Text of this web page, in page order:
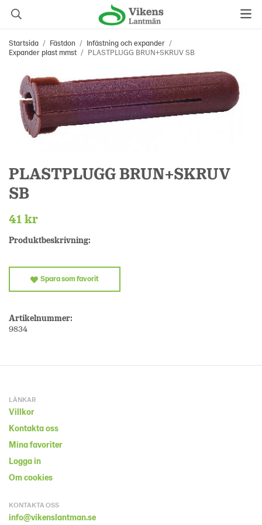
Startsida / Fästdon / Infästning och expander /
Expander plast mmst / PLASTPLUGG BRUN+SKRUV SB
PLASTPLUGG BRUN+SKRUV
SB
41 kr
Produktbeskrivning:
Spara som favorit
Artikelnummer:
9834
LÄNKAR
Villkor
Kontakta oss
Mina favoriter
Logga in
Om cookies
KONTAKTA OSS
info@vikenslantman.se